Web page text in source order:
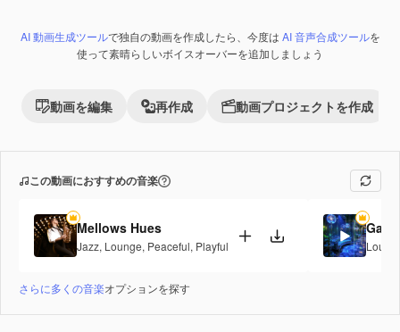
PremiumAI 生成コンテンツ
AI 動画生成ツールで独自の動画を作成したら、今度は AI 音声合成ツールを
使って素晴らしいボイスオーバーを追加しましょう
動画を編集 再作成 動画プロジェクトを作成
この動画におすすめの音楽
Mellows Hues
Jazz, Lounge, Peaceful, Playful
さらに多くの音楽オプションを探す